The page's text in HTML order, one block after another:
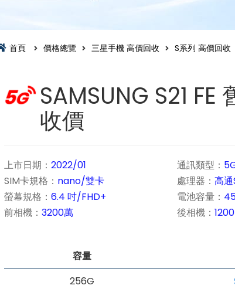
首頁 價格總覽 三星手機 高價回收 S系列 高價回收
SAMSUNG S21 FE
收價
上市日期： 2022/01 通訊類型：
SIM卡規格： nano/雙卡 處理器： 高
螢幕規格： 6.4 吋/FHD+ 電池容量：
前相機： 3200萬 後相機：
容量
256G